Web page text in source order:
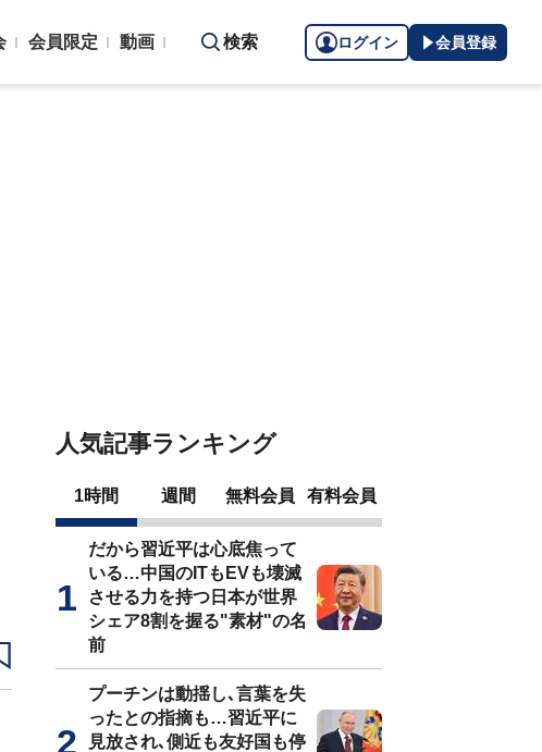
会員限定 動画 検索 ログイン 会員登録
人気記事ランキング
1時間 週間 無料会員 有料会員
だから習近平は心底焦って
いる…中国のITもEVも壊滅
させる力を持つ日本が世界
シェア8割を握る"素材"の名
前
プーチンは動揺し､言葉を失
ったとの指摘も…習近平に
見放され､側近も友好国も停